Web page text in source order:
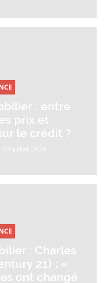
: entre
prix et
le crédit ?
03 juillet 2026
: Charles
21) : «
ont changé